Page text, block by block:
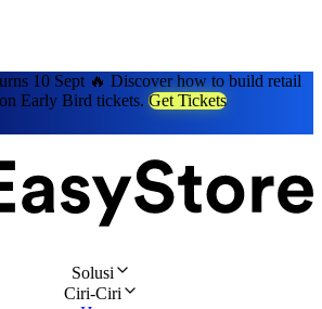
10 Sept 🔥 Discover how to build retail
Early Bird tickets. Get Tickets
Solusi
Ciri-Ciri